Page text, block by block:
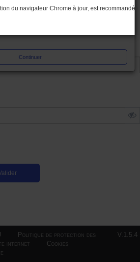
des traceurs afin de permettre le bon
Continuer
du navigateur Chrome à jour, est recommandée
Politique de protection des
internet
Cookies
V.1.5.4